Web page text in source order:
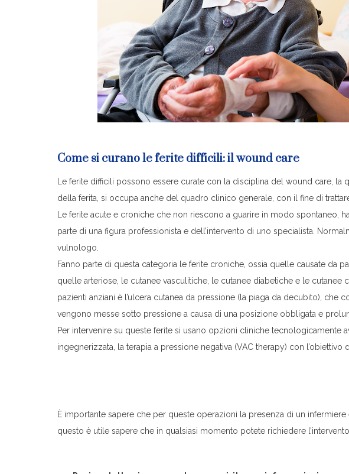
Come si curano le ferite difficili: il wound care
Le ferite difficili possono essere curate con la disciplina del wound care, la
della ferita, si occupa anche del quadro clinico generale, con il fine di
Le ferite acute e croniche che non riescono a guarire in modo spontaneo,
parte di una figura professionista e dell’intervento di uno specialista.
vulnologo.
Fanno parte di questa categoria le ferite croniche, ossia quelle causate da
quelle arteriose, le cutanee vasculitiche, le cutanee diabetiche e le cutanee
pazienti anziani è l’ulcera cutanea da pressione (la piaga da decubito), che
vengono messe sotto pressione a causa di una posizione obbligata e
Per intervenire su queste ferite si usano opzioni cliniche tecnologicamente
ingegnerizzata, la terapia a pressione negativa (VAC therapy) con l’obiettivo
È importante sapere che per queste operazioni la presenza di un
questo è utile sapere che in qualsiasi momento potete richiedere